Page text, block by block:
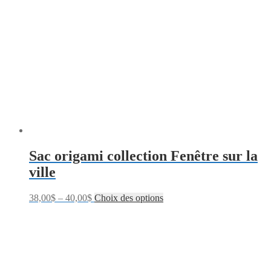
Sac origami collection Fenêtre sur la
ville
38,00$ – 40,00$ Choix des options